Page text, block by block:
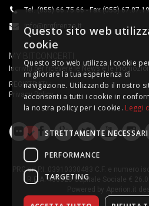
Tel. (055) 66.75.66 - Fax (055) 67.07.19
info@prgfirenze.it
MY BITCONCERTI
Iscriviti per ricevere le News e le
REGISTRATI
Privacy Policy
PRG srl P.I. 03910330483 C.F. e numero
R.E.A. 400323 Capitale Sociale €
Powered by Aperion.it
Questo sito web
cookie
Questo sito web utilizza i cookie
migliorare la tua esperienza di
navigazione. Utilizzando il nostro
acconsenti a tutti i cookie in
la nostra policy per i cookie. Leggi
STRETTAMENTE NECESSARI
PERFORMANCE
TARGETING